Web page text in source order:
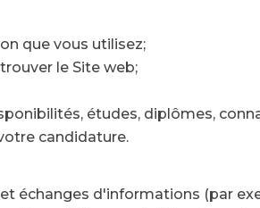
que vous utilisez;
le Site web;
études, diplômes,
candidature.
échanges d'informations (par